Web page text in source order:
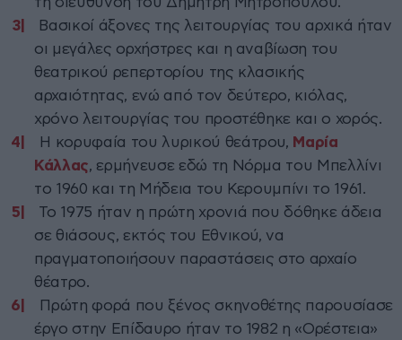
Βασικοί άξονες της λειτουργίας του αρχικά ήταν
οι μεγάλες ορχήστρες και η αναβίωση του
θεατρικού ρεπερτορίου της κλασικής
αρχαιότητας, ενώ από τον δεύτερο, κιόλας,
χρόνο λειτουργίας του προστέθηκε και ο χορός.
Η κορυφαία του λυρικού θεάτρου, Μαρία
Κάλλας, ερμήνευσε εδώ τη Νόρμα του Μπελλίνι
το 1960 και τη Μήδεια του Κερουμπίνι το 1961.
Το 1975 ήταν η πρώτη χρονιά που δόθηκε άδεια
σε θιάσους, εκτός του Εθνικού, να
πραγματοποιήσουν παραστάσεις στο αρχαίο
θέατρο.
Πρώτη φορά που ξένος σκηνοθέτης παρουσίασε
έργο στην Επίδαυρο ήταν το 1982 η «Ορέστεια»